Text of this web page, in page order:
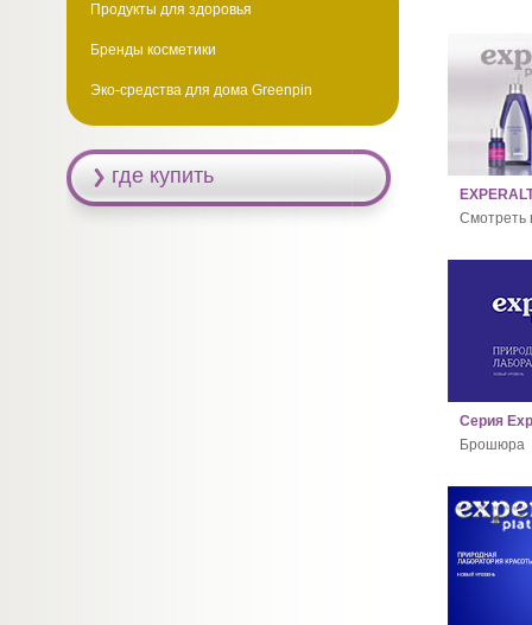
Смотреть
Серия
Брошюра
Продукты для здоровья
Бренды косметики
Эко-средства для дома Greenpin
где купить